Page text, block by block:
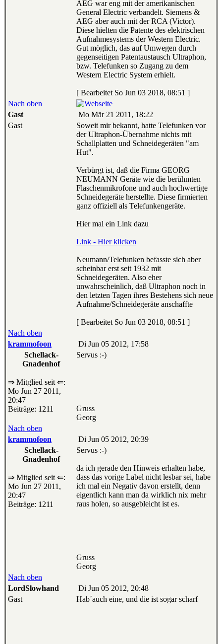
AEG war eng mit der amerikanischen
General Electric verbandelt. Siemens &
AEG aber auch mit der RCA (Victor).
Diese hielten die Patente des elektrischen
Aufnahmesystems der Western Electric.
Gut möglich, das auf Umwegen durch
gegenseitigen Patentaustausch Ultraphon,
bzw. Telefunken so Zugang zu dem
Western Electric System erhielt.
[ Bearbeitet So Jun 03 2018, 08:51 ]
Nach oben
Gast
Mo Mär 21 2011, 18:22
Gast
Soweit mir bekannt, hatte Telefunken vor
der Ultraphon-Übernahme nichts mit
Schallplatten und Schneidegeräten "am
Hut".
Verbürgt ist, daß die Firma GEORG
NEUMANN Geräte wie die berühmten
Flaschenmikrofone und auch hochwertige
Schneidegeräte herstellte. Diese firmierten
ganz offiziell als Telefunkengeräte.
Hier mal ein Link dazu
Link - Hier klicken
Neumann/Telefunken befasste sich aber
scheinbar erst seit 1932 mit
Schneidegeräten. Also eher
unwahrscheinlich, daß Ultraphon noch in
den letzten Tagen ihres Bestehens sich neue
Aufnahme/Schneidegeräte anschaffte
[ Bearbeitet So Jun 03 2018, 08:51 ]
Nach oben
krammofoon
Di Jun 05 2012, 17:58
Schellack-
Gnadenhof
⇒ Mitglied seit ⇐:
Mo Jun 27 2011,
20:47
Beiträge: 1211
Servus :-)
Gruss
Georg
Nach oben
krammofoon
Di Jun 05 2012, 20:39
Schellack-
Gnadenhof
⇒ Mitglied seit ⇐:
Mo Jun 27 2011,
20:47
Beiträge: 1211
Servus :-)
da ich gerade den Hinweis erhalten habe,
dass das vorige Label nicht lesbar sei, habe
ich mal ein Negativ davon erstellt, denn
eigentlich kann man da wirklich nix mehr
raus holen, so ausgebleicht ist es.
Gruss
Georg
Nach oben
LordSlowhand
Di Jun 05 2012, 20:48
Gast
Hab´auch eine, und die ist sogar scharf